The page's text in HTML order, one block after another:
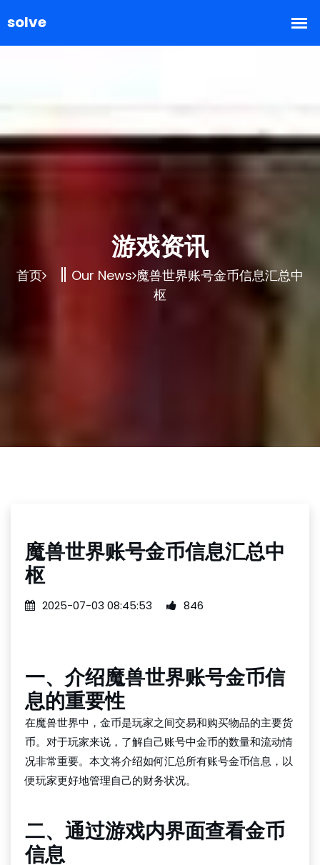
游戏资讯
首页 Our News 魔兽世界账号金币信息汇总中
枢
魔兽世界账号金币信息汇总中
枢
2025-07-03 08:45:53 846
一、介绍魔兽世界账号金币信
息的重要性
在魔兽世界中，金币是玩家之间交易和购买物品的主要货
币。对于玩家来说，了解自己账号中金币的数量和流动情
况非常重要。本文将介绍如何汇总所有账号金币信息，以
便玩家更好地管理自己的财务状况。
二、通过游戏内界面查看金币
信息